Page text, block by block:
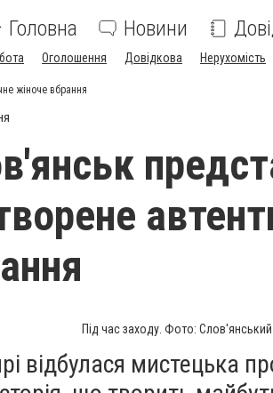
Головна Новини
Оголошення Довідкова Нерухомість
жіноче вбрання
Під час заходу. Фото:
відбулася мистецька